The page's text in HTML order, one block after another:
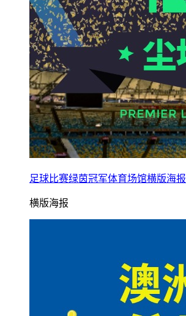
足球比赛绿茵冠军体育场馆横版海报
横版海报